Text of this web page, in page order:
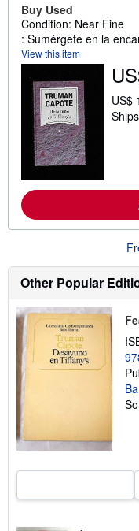
Buy Used
Condition: Near Fine
: Sumérgete en la
View this item
US$
Other Popular